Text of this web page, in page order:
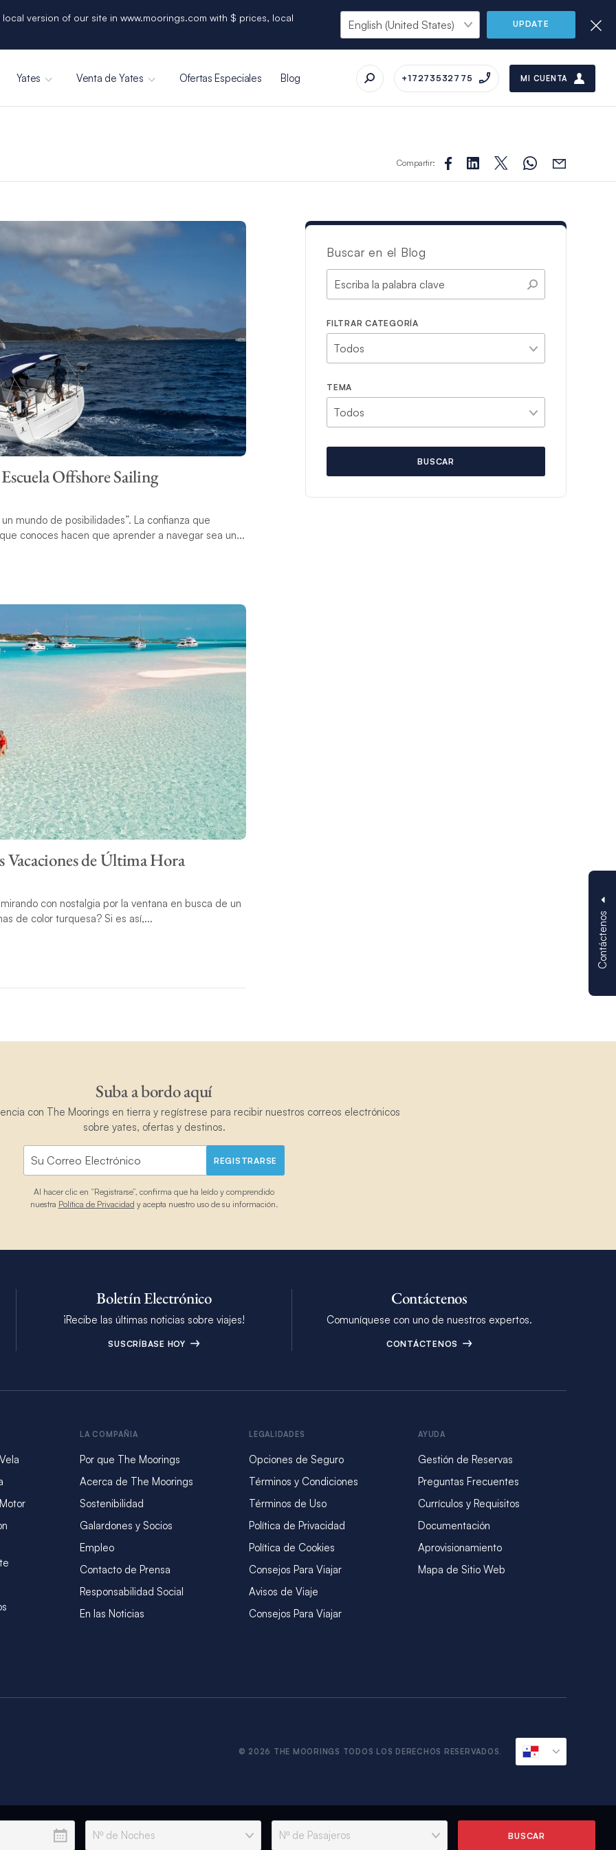
version of our site in www.moorings.com with $ prices, local
UPDATE
Yates Venta de Yates Ofertas Especiales Blog +17273532775 MI CUENTA
Contáctenos
Compartir:
Offshore Sailing
mundo de posibilidades”. La confianza que
conoces hacen que aprender a navegar sea un...
Vacaciones de Última Hora
con nostalgia por la ventana en busca de un
de color turquesa? Si es así,...
Buscar en el Blog
FILTRAR CATEGORÍA
TEMA
BUSCAR
Suba a bordo aquí
con The Moorings en tierra y regístrese para recibir nuestros correos electrónicos
sobre yates, ofertas y destinos.
REGISTRARSE
Al hacer clic en “Registrarse”, confirma que ha leído y comprendido
nuestra Política de Privacidad y acepta nuestro uso de su información.
BUSCAR
Boletín Electrónico
¡Recibe las últimas noticias sobre viajes!
SUSCRÍBASE HOY
Contáctenos
Comuníquese con uno de nuestros expertos.
CONTÁCTENOS
LA COMPAÑIA
Por que The Moorings
Acerca de The Moorings
Sostenibilidad
Galardones y Socios
Empleo
Contacto de Prensa
Responsabilidad Social
En las Noticias
LEGALIDADES
Opciones de Seguro
Términos y Condiciones
Términos de Uso
Política de Privacidad
Política de Cookies
Consejos Para Viajar
Avisos de Viaje
Consejos Para Viajar
AYUDA
Gestión de Reservas
Preguntas Frecuentes
Currículos y Requisitos
Documentación
Aprovisionamiento
Mapa de Sitio Web
© 2026 THE MOORINGS TODOS LOS DERECHOS RESERVADOS.